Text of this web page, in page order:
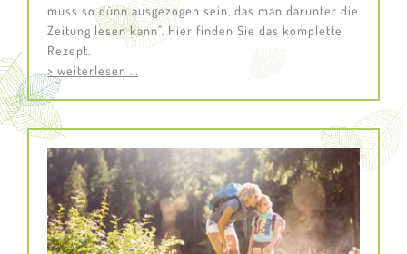
muss so dünn ausgezogen sein, das man darunter die
Zeitung lesen kann". Hier finden Sie das komplette
Rezept.
> weiterlesen ...